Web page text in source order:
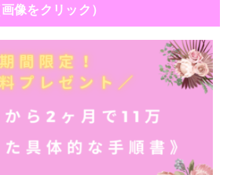
像をクリック）